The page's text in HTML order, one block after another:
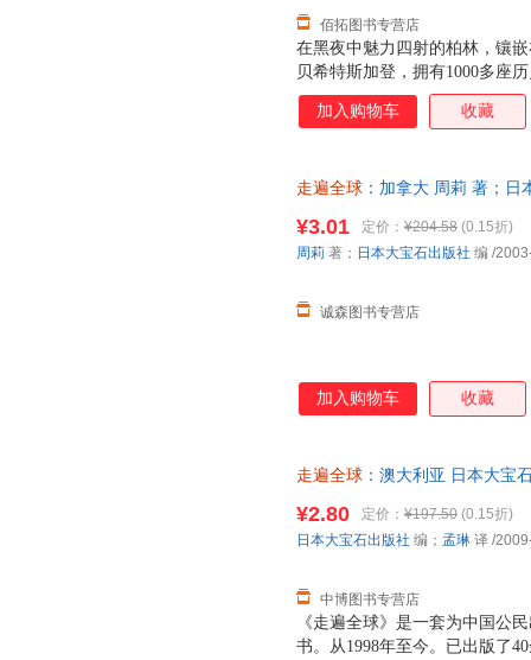
在黑夜中魅力四射的柏林，镶
贝希特斯加登，拥有1000多座
和巴洛克宫殿为特色的明斯特
汉堡……一个个富有风情又历
的文化底蕴和魅力。
佰拓图书专营店
加入购物车 收藏
走遍全球 ：加拿大 周莉 著；
¥3.01 定价： ¥204.58 (0.15折)
诚森图书专营店
周莉 著； 日本大宝石出版社 编 /
加入购物车 收藏
走遍全球 ：澳大利亚 日本大宝
《走遍全球》是一套为中国公
书。从1998年至今。已出版了
¥2.80 定价： ¥197.50 (0.15折)
中博图书专营店
日本大宝石出版社 编； 孟琳 译 /